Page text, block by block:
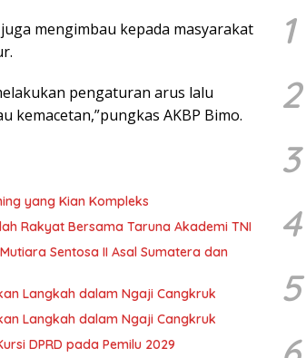
mengimbau kepada masyarakat
pengaturan arus lalu
kemacetan,”pungkas AKBP Bimo.
yang Kian Kompleks
Rakyat Bersama Taruna Akademi TNI
Sentosa II Asal Sumatera dan
Langkah dalam Ngaji Cangkruk
Langkah dalam Ngaji Cangkruk
DPRD pada Pemilu 2029
1
2
3
4
5